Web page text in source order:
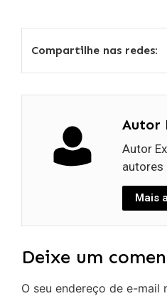
Compartilhe nas redes:
Autor
Autor
autores
Mais
Deixe um
O seu endereço de e-mail